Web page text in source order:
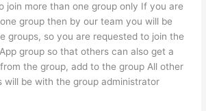
join more than one group only If you are
group then by our team you will be
groups, so you are requested to join the
group so that others can also get a
the group, add to the group All other
will be with the group administrator